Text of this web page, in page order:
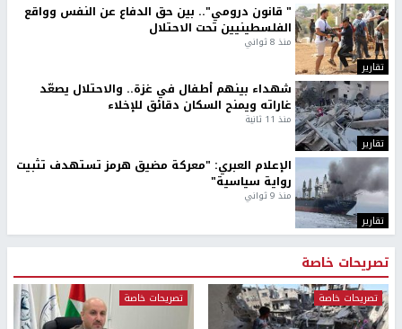
تقارير
" قانون درومي".. بين حق الدفاع عن النفس وواقع
الفلسطينيين تحت الاحتلال
منذ 8 ثواني
تقارير
شهداء بينهم أطفال في غزة.. والاحتلال يصعّد
غاراته ويمنح السكان دقائق للإخلاء
منذ 11 ثانية
تقارير
الإعلام العبري: "معركة مضيق هرمز تستهدف تثبيت
رواية سياسية"
منذ 9 ثواني
تصريحات خاصة
تصريحات خاصة تصريحات خاصة